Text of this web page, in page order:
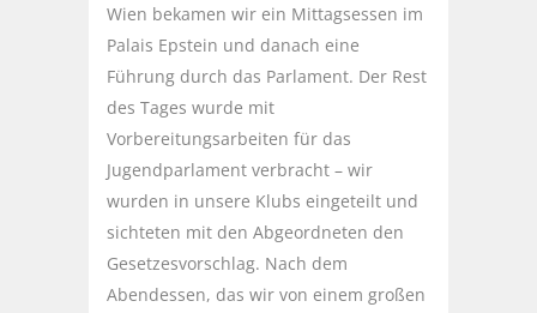
Wien bekamen wir ein Mittagsessen im
Palais Epstein und danach eine
Führung durch das Parlament. Der Rest
des Tages wurde mit
Vorbereitungsarbeiten für das
Jugendparlament verbracht – wir
wurden in unsere Klubs eingeteilt und
sichteten mit den Abgeordneten den
Gesetzesvorschlag. Nach dem
Abendessen, das wir von einem großen